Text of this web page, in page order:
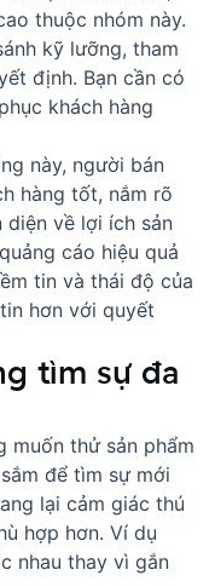
thuộc nhóm này.
kỹ lưỡng, tham
định. Bạn cần có
khách hàng
này, người bán
hàng tốt, nắm rõ
diện về lợi ích sản
cáo hiệu quả
tin và thái độ của
hơn với quyết
tìm sự đa
muốn thử sản phẩm
để tìm sự mới
lại cảm giác thú
hợp hơn. Ví dụ
nhau thay vì gắn